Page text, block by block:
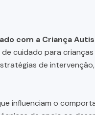
com a Criança
cuidado para
de
influenciam o